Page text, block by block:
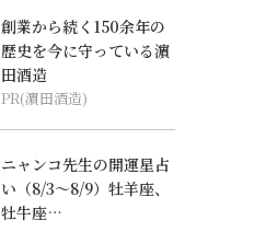
創業から続く150余年の
歴史を今に守っている濵
田酒造
PR(濵田酒造)
ニャンコ先生の開運星占
い（8/3～8/9）牡羊座、
牡牛座…